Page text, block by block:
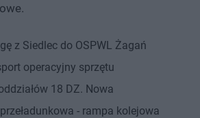
z Siedlec do OSPWL Żagań
operacyjny sprzętu
18 DZ. Nowa
- rampa kolejowa